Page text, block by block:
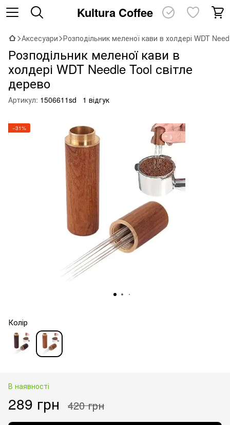
Kultura Coffee
Аксесуари Розподільник меленої кави в холдері WDT
Розподільник меленої кави в
холдері WDT Needle Tool світле
дерево
Артикул: 1506611sd 1 відгук
−31%
Колір
В наявності
289 грн 420 грн